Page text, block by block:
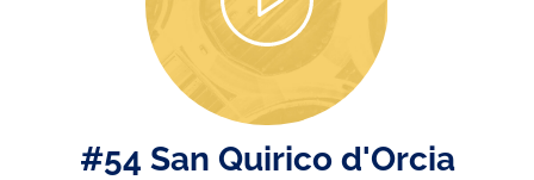
#54 San Quirico d'Orcia